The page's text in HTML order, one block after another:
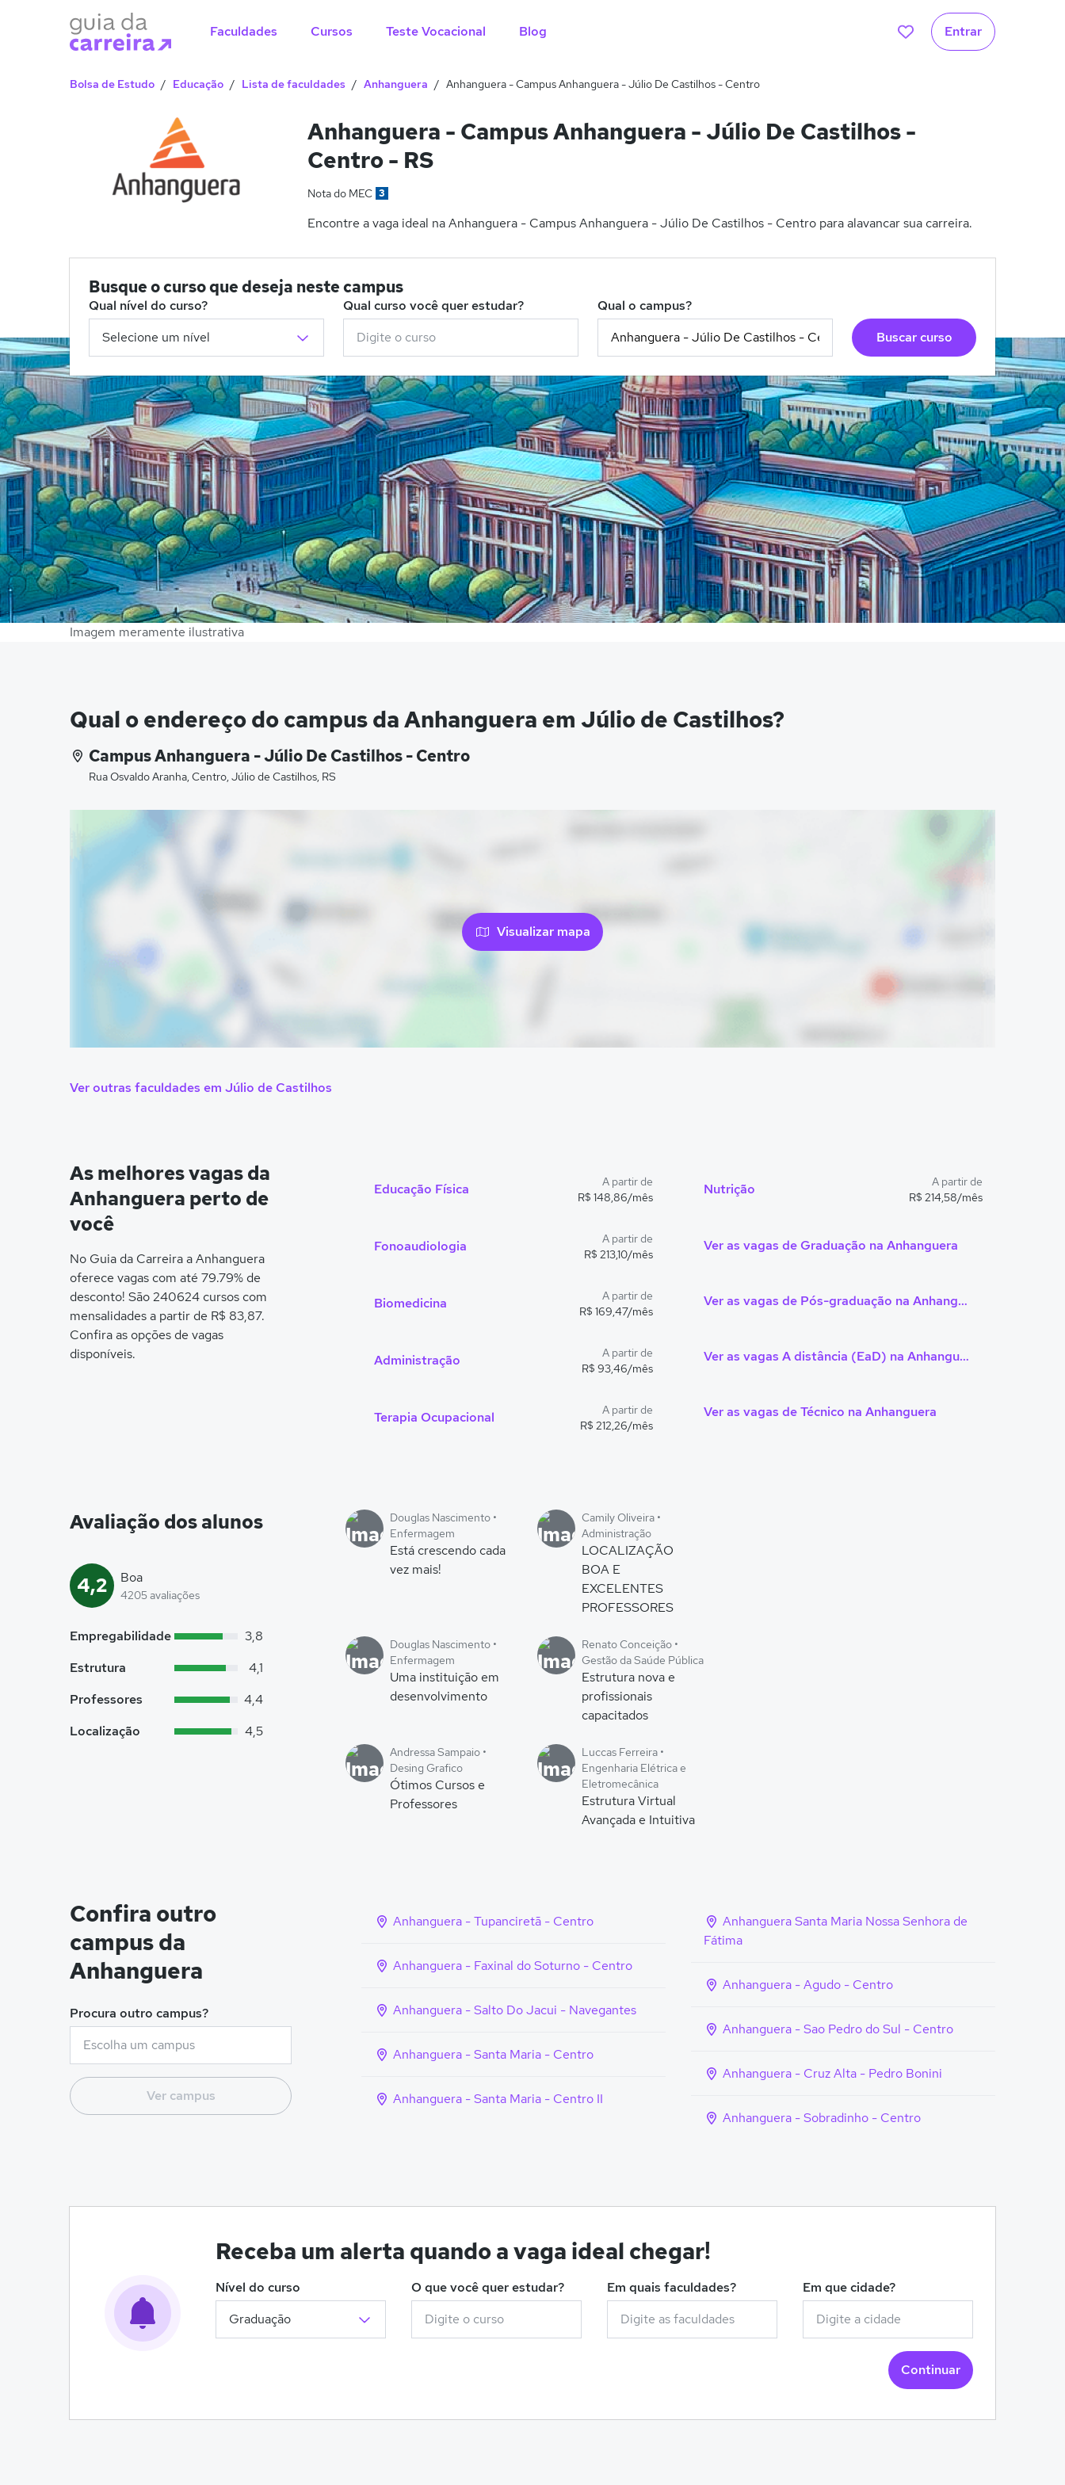
Faculdades Cursos Teste Vocacional Blog Entrar
Bolsa de Estudo Educação Lista de faculdades Anhanguera Anhanguera - Campus Anhanguera - Júlio De Castilhos - Centro
Anhanguera - Campus Anhanguera - Júlio De Castilhos -
Centro - RS
Nota do MEC 3
Encontre a vaga ideal na Anhanguera - Campus Anhanguera - Júlio De Castilhos - Centro para alavancar sua carreira.
Busque o curso que deseja neste campus
Qual nível do curso? Qual curso você quer estudar?
Qual o campus?
Buscar curso
Imagem meramente ilustrativa
Qual o endereço do campus da Anhanguera em Júlio de Castilhos?
Campus Anhanguera - Júlio De Castilhos - Centro
Rua Osvaldo Aranha, Centro, Júlio de Castilhos, RS
Visualizar mapa
Ver outras faculdades em Júlio de Castilhos
As melhores vagas da
Anhanguera perto de
você
No Guia da Carreira a Anhanguera
oferece vagas com até 79.79% de
desconto! São 240624 cursos com
mensalidades a partir de R$ 83,87.
Confira as opções de vagas
disponíveis.
Educação Física
A partir de
R$ 148,86/mês
Fonoaudiologia
A partir de
R$ 213,10/mês
Biomedicina
A partir de
R$ 169,47/mês
Administração
A partir de
R$ 93,46/mês
Terapia Ocupacional
A partir de
R$ 212,26/mês
Nutrição
A partir de
R$ 214,58/mês
Ver as vagas de Graduação na Anhanguera
Ver as vagas de Pós-graduação na Anhanguera
Ver as vagas A distância (EaD) na Anhanguera
Ver as vagas de Técnico na Anhanguera
Avaliação dos alunos
4,2 Boa
4205 avaliações
Empregabilidade
3,8
Estrutura
4,1
Professores
4,4
Localização
4,5
Douglas Nascimento •
Enfermagem
Está crescendo cada
vez mais!
Camily Oliveira •
Administração
LOCALIZAÇÃO
BOA E
EXCELENTES
PROFESSORES
Douglas Nascimento •
Enfermagem
Uma instituição em
desenvolvimento
Renato Conceição •
Gestão da Saúde Pública
Estrutura nova e
profissionais
capacitados
Andressa Sampaio •
Desing Grafico
Ótimos Cursos e
Professores
Luccas Ferreira •
Engenharia Elétrica e
Eletromecânica
Estrutura Virtual
Avançada e Intuitiva
Confira outro
campus da
Anhanguera
Procura outro campus?
Ver campus
Anhanguera - Tupanciretã - Centro
Anhanguera - Faxinal do Soturno - Centro
Anhanguera - Salto Do Jacui - Navegantes
Anhanguera - Santa Maria - Centro
Anhanguera - Santa Maria - Centro II
Anhanguera Santa Maria Nossa Senhora de
Fátima
Anhanguera - Agudo - Centro
Anhanguera - Sao Pedro do Sul - Centro
Anhanguera - Cruz Alta - Pedro Bonini
Anhanguera - Sobradinho - Centro
Receba um alerta quando a vaga ideal chegar!
Nível do curso O que você quer estudar? Em quais faculdades? Em que cidade?
Continuar